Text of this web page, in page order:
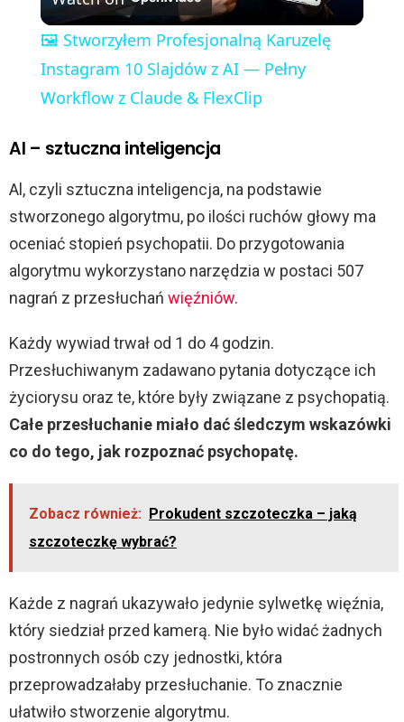
l
a
V
i
d
e
o
🖼️ Stworzyłem Profesjonalną Karuzelę
Instagram 10 Slajdów z AI — Pełny
Workflow z Claude & FlexClip
Al – sztuczna inteligencja
Al, czyli sztuczna inteligencja, na podstawie
stworzonego algorytmu, po ilości ruchów głowy ma
oceniać stopień psychopatii. Do przygotowania
algorytmu wykorzystano narzędzia w postaci 507
nagrań z przesłuchań więźniów.
Każdy wywiad trwał od 1 do 4 godzin.
Przesłuchiwanym zadawano pytania dotyczące ich
życiorysu oraz te, które były związane z psychopatią.
Całe przesłuchanie miało dać śledczym wskazówki
co do tego, jak rozpoznać psychopatę.
Zobacz również: Prokudent szczoteczka – jaką
szczoteczkę wybrać?
Każde z nagrań ukazywało jedynie sylwetkę więźnia,
który siedział przed kamerą. Nie było widać żadnych
postronnych osób czy jednostki, która
przeprowadzałaby przesłuchanie. To znacznie
ułatwiło stworzenie algorytmu.